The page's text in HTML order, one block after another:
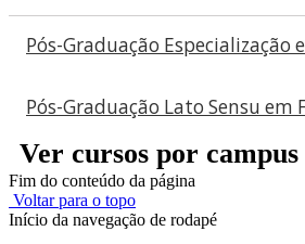
Pós-Graduação
Pós-Graduação Lato Sensu
Ver cursos por campus
Fim do conteúdo da página
Voltar para o topo
Início da navegação de rodapé